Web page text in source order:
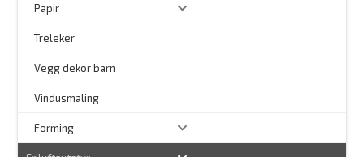
Papir
Treleker
Vegg dekor barn
Vindusmaling
Forming